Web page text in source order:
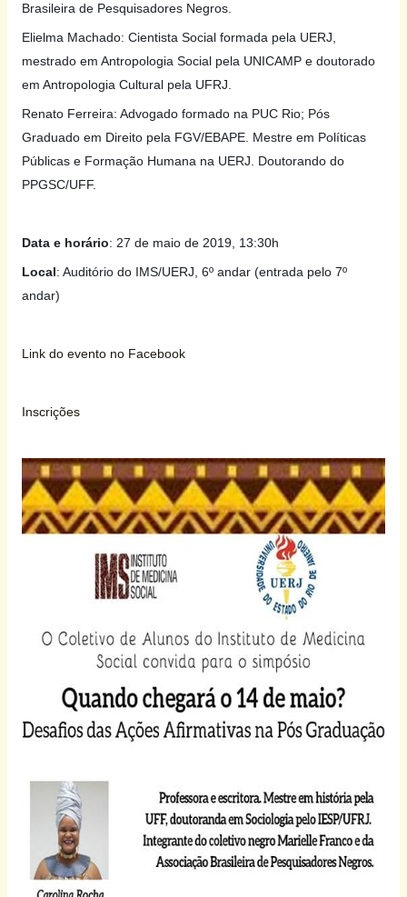
Brasileira de Pesquisadores Negros.
Elielma Machado: Cientista Social formada pela UERJ,
mestrado em Antropologia Social pela UNICAMP e doutorado
em Antropologia Cultural pela UFRJ.
Renato Ferreira: Advogado formado na PUC Rio; Pós
Graduado em Direito pela FGV/EBAPE. Mestre em Políticas
Públicas e Formação Humana na UERJ. Doutorando do
PPGSC/UFF.
Data e horário: 27 de maio de 2019, 13:30h
Local: Auditório do IMS/UERJ, 6º andar (entrada pelo 7º
andar)
Link do evento no Facebook
Inscrições